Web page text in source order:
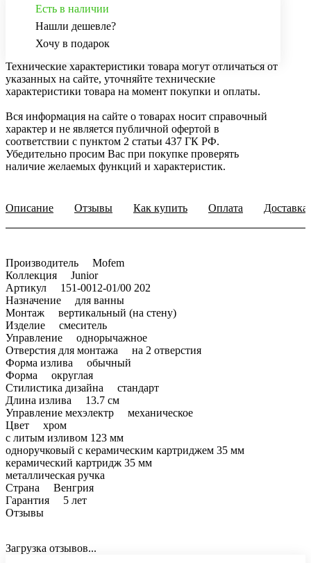
Есть в наличии
Нашли дешевле?
Хочу в подарок
Технические характеристики товара могут отличаться от
указанных на сайте, уточняйте технические
характеристики товара на момент покупки и оплаты.
Вся информация на сайте о товарах носит справочный
характер и не является публичной офертой в
соответствии с пунктом 2 статьи 437 ГК РФ.
Убедительно просим Вас при покупке проверять
наличие желаемых функций и характеристик.
Описание Отзывы Как купить Оплата Доставка
Производитель Mofem
Коллекция Junior
Артикул 151-0012-01/00 202
Назначение для ванны
Монтаж вертикальный (на стену)
Изделие смеситель
Управление однорычажное
Отверстия для монтажа на 2 отверстия
Форма излива обычный
Форма округлая
Стилистика дизайна стандарт
Длина излива 13.7 см
Управление мехэлектр механическое
Цвет хром
с литым изливом 123 мм
одноручковый с керамическим картриджем 35 мм
керамический картридж 35 мм
металлическая ручка
Страна Венгрия
Гарантия 5 лет
Отзывы
Загрузка отзывов...